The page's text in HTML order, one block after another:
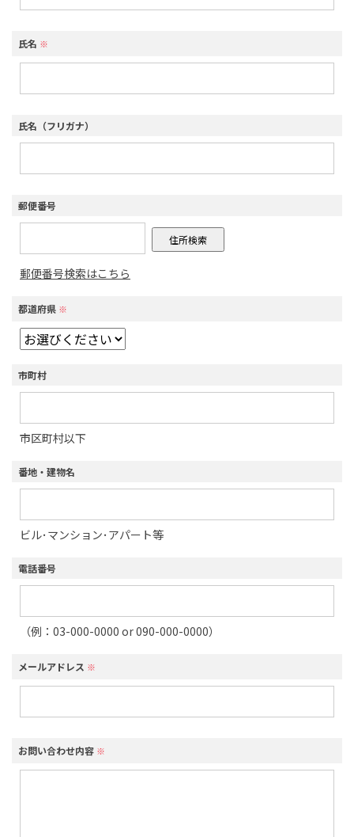
氏名 ※
氏名（フリガナ）
郵便番号
郵便番号検索はこちら
都道府県 ※
市町村
市区町村以下
番地・建物名
ビル･マンション･アパート等
電話番号
（例：03-000-0000 or 090-000-0000）
メールアドレス ※
お問い合わせ内容 ※